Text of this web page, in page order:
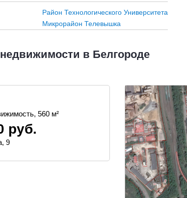
Район Технологического Университета
Микрорайон Телевышка
в Белгороде